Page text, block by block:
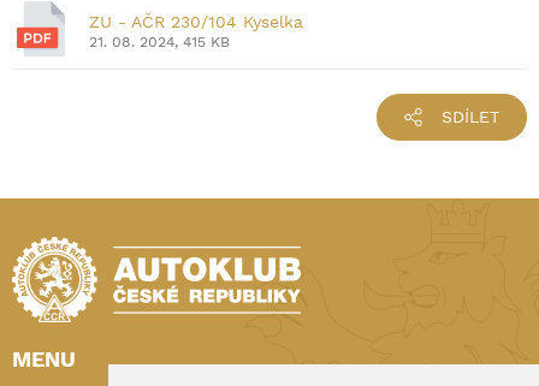
ZU - AČR 230/104 Kyselka
21. 08. 2024, 415 KB
SDÍLET
MENU